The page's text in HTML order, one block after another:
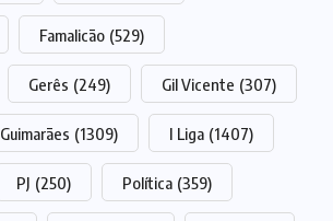
Famalicão (529)
Gerês (249) Gil Vicente (307)
Guimarães (1309) I Liga (1407)
PJ (250) Política (359)